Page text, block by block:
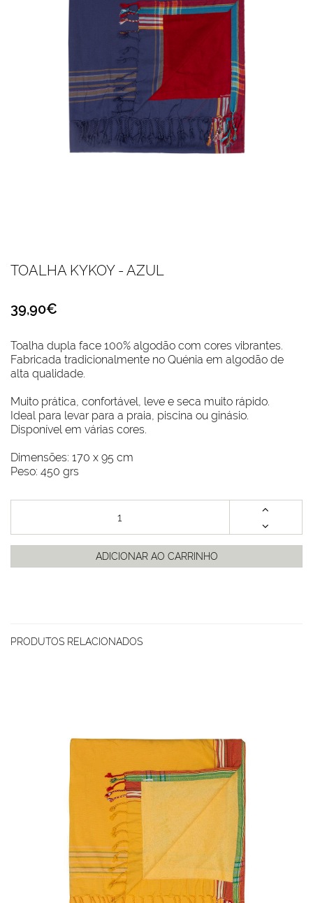
TOALHA KYKOY - AZUL
39,90€
Toalha dupla face 100% algodão com cores vibrantes.
Fabricada tradicionalmente no Quénia em algodão de
alta qualidade.
Muito prática, confortável, leve e seca muito rápido.
Ideal para levar para a praia, piscina ou ginásio.
Disponível em várias cores.
Dimensões: 170 x 95 cm
Peso: 450 grs
ADICIONAR AO CARRINHO
PRODUTOS RELACIONADOS